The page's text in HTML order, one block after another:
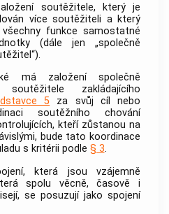
soutěžitele, který je
více soutěžiteli a který
funkce samostatné
(dále jen „společně
“).
má založení společně
soutěžitele zakládajícího
5 za svůj cíl nebo
soutěžního chování
kteří zůstanou na
bude tato koordinace
s kritérii podle § 3.
která jsou vzájemně
spolu věcně, časově i
se posuzují jako spojení